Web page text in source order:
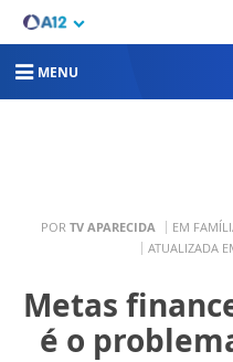
MENU
POR TV APARECIDA EM
ATUALIZADA
Metas
é o